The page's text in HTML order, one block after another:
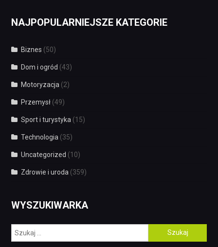
NAJPOPULARNIEJSZE KATEGORIE
Biznes (50)
Dom i ogród (43)
Motoryzacja (2)
Przemysł(49)
Sport i turystyka (15)
Technologia (35)
Uncategorized (10)
Zdrowie i uroda (359)
WYSZUKIWARKA
Szukaj: